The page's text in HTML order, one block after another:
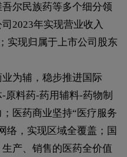
尔民族药等多个细分领
2023年实现营业收入
实现归属于上市公司股东
为辅，稳步推进国际
原料药-药用辅料-药物制
医药商业坚持“医疗服务
络，实现区域全覆盖；国
产、销售的医药全价值